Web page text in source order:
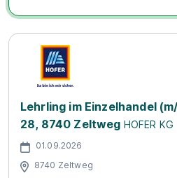
Lehrling im Einzelhandel
28, 8740 Zeltweg HOFER KG
01.09.2026
8740 Zeltweg